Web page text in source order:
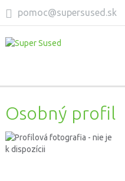
pomoc@supersused.sk
Osobný profil